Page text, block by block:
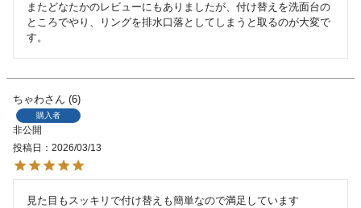
またどなたかのレビューにもありましたが、付け替えを洗面台の
ところでやり、リングを排水口落としてしまうと取るのが大変で
す。
ちゃわ 6
購入者
非公開
投稿日
2026/03/13
見た目もスッキリで付け替えも簡単なので満足しています